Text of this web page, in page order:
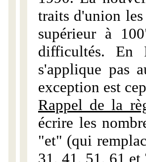
traits d'union
supérieur à
difficultés. En
s'applique pas
exception est
Rappel de la
écrire les
"et" (qui
31, 41, 51, 61 et